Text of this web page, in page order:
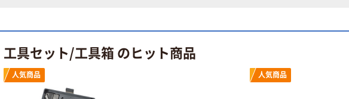
工具セット/工具箱 のヒット商品
人気商品 人気商品
いマスク
￥458~ （税込）
本気プライス
G バルクタイプ
￥140~ （税込）
モカ 200組 5個
PEFC認証
オリジナル